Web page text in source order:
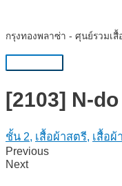
content
กรุงทองพลาซ่า - ศุนย์รวมเสื้
Main
[2103] N-do
ชั้น 2, เสื้อผ้าสตรี, เสื้อ
Previous
Next